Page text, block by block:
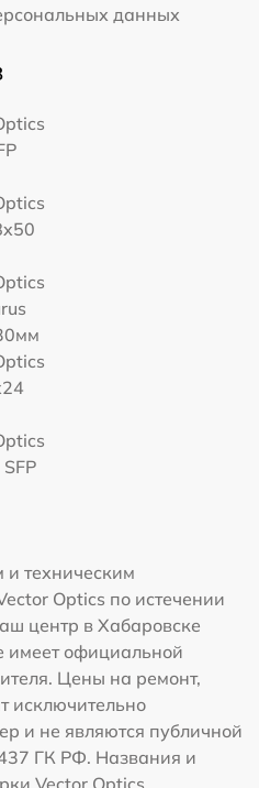
данных
техническим
Optics по истечении
центр в Хабаровске
имеет официальной
Цены на ремонт,
исключительно
и не являются публичной
ГК РФ. Названия и
Vector Optics